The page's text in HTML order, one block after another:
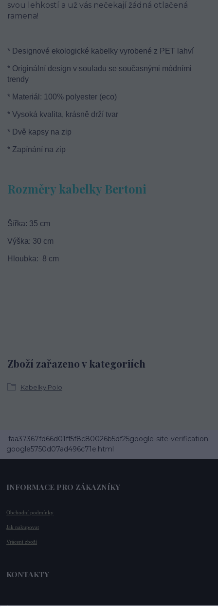
svou lehkostí a už vás nečekají žádná otlačená
ramena!
* Designové ekologické kabelky vyrobené z PET lahví
* Originální design v souladu se současnými módními
trendy
* Materiál: 100% polyester (eco)
* Vysoká kvalita, krásně drží tvar
* Dvě kapsy na zip
* Zapínání na zip
Rozměry kabelky Bertoni
Šířka: 35 cm
Výška: 30 cm
Hloubka: 8 cm
Zboží zařazeno v kategoriích
Kabelky Polo
faa37367fd66d01ff5f8c80026b5df25google-site-verification:
google5750d07ad496c71e.html
INFORMACE PRO ZÁKAZNÍKY
Obchodní podmínky
Jak nakupovat
Vrácení zboží
KONTAKTY